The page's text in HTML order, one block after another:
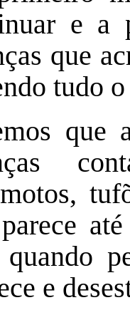
e a
que
tudo
que
e